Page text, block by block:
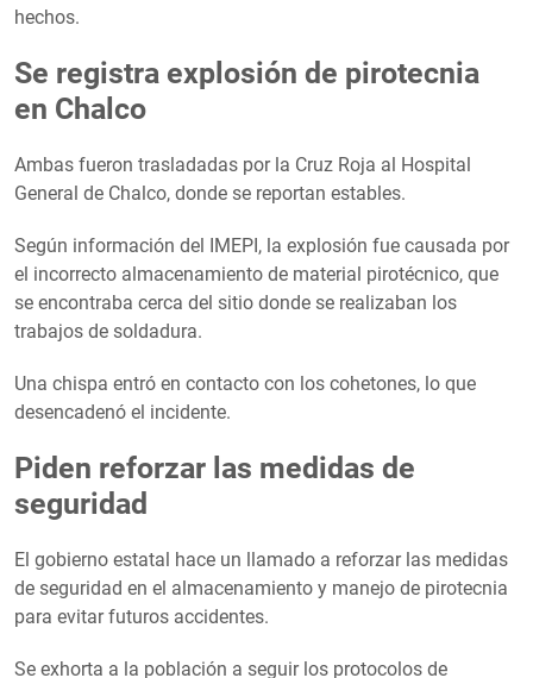
hechos.
Se registra explosión de pirotecnia
en Chalco
Ambas fueron trasladadas por la Cruz Roja al Hospital
General de Chalco, donde se reportan estables.
Según información del IMEPI, la explosión fue causada por
el incorrecto almacenamiento de material pirotécnico, que
se encontraba cerca del sitio donde se realizaban los
trabajos de soldadura.
Una chispa entró en contacto con los cohetones, lo que
desencadenó el incidente.
Piden reforzar las medidas de
seguridad
El gobierno estatal hace un llamado a reforzar las medidas
de seguridad en el almacenamiento y manejo de pirotecnia
para evitar futuros accidentes.
Se exhorta a la población a seguir los protocolos de